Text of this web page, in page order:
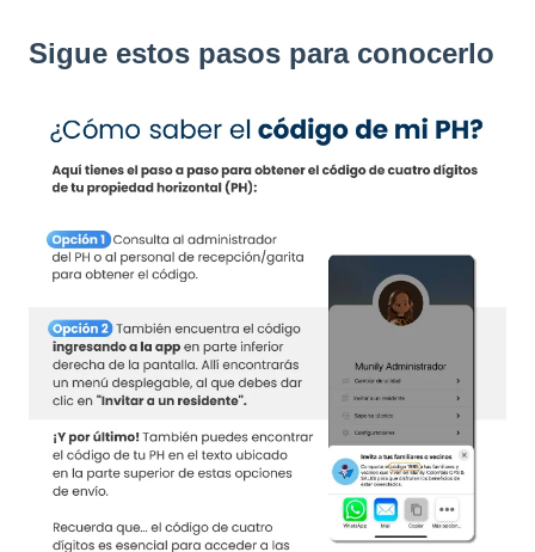
Sigue estos pasos para conocerlo